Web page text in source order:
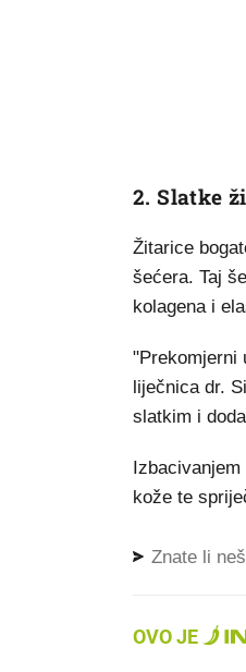
2. Slatke
Žitarice
šećera. Taj
kolagena i
"Prekomjerni
liječnica dr.
slatkim i
kože te
Znate li
OVO JE